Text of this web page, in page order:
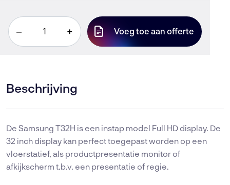
–
32
inch
Samsung
aantal
+ Voeg toe aan offerte
Beschrijving
De Samsung T32H is een instap model Full HD display. De
32 inch display kan perfect toegepast worden op een
vloerstatief, als productpresentatie monitor of
afkijkscherm t.b.v. een presentatie of regie.